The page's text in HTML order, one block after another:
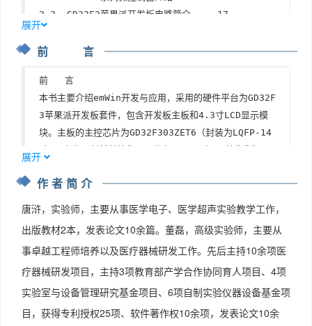
2.3  GD32F3苹果派开发板电路简介	17
本章任务	23
第3章  LCD显示与触摸	24
3.1  LCD显示原理	24
3.2  LCD显示模块接口	26
3.3  LCD控制原理	28
3.4  触摸屏分类	36
3.6  触摸控制芯片简介	38
3.7  实例与代码解析	41
本章任务	67
第4章  emWin移植	69
4.1  emWin的文件架构	69
4.2  emWin的主任务函数	70
4.3  emWin初始化	71
展开
前 言
前   言
本书主要介绍emWin开发与应用，采用的硬件平台为GD32F
3苹果派开发板套件，包含开发板主板和4.3寸LCD显示模
块。主板的主控芯片为GD32F303ZET6（封装为LQFP-14
通用微控制器领域的领跑者，主要体现在以下几点：①GD3
2 MCU是我国最大的ARM MCU产品家族，已经成为我国32
基于ARM Cortex-M3、Cortex-M4、Cortex-M23和Co
rtex-M33内核的MCU产品系列；③全球首个RISC-V内核
通用32位MCU产品系列出自兆易创新；④在我国32位MCU厂
商排名中，兆易创新连续五年位居第一。
本书旨在介绍基于emWin的图形用户界面（GUI）开发，并
展开
作者简介
唐浒，实验师，主要从事医学电子、医学超声实验教学工作，
出版教材2本，发表论文10余篇。董磊，高级实验师，主要从
事卓越工程师培养以及医疗器械研发工作。先后主持10余项医
疗器械研发项目，主持3项教育部产学合作协同育人项目、4项
实验室与设备管理研究基金项目、6项自制实验仪器设备基金项
目，获得专利授权25项、软件著作权10余项，发表论文10余